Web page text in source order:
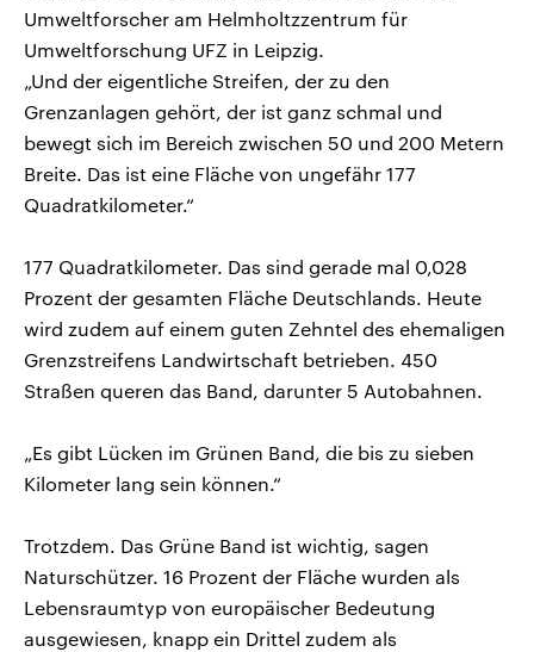
Umweltforscher am Helmholtzzentrum für
Umweltforschung UFZ in Leipzig.
„Und der eigentliche Streifen, der zu den
Grenzanlagen gehört, der ist ganz schmal und
bewegt sich im Bereich zwischen 50 und 200 Metern
Breite. Das ist eine Fläche von ungefähr 177
Quadratkilometer.“
177 Quadratkilometer. Das sind gerade mal 0,028
Prozent der gesamten Fläche Deutschlands. Heute
wird zudem auf einem guten Zehntel des ehemaligen
Grenzstreifens Landwirtschaft betrieben. 450
Straßen queren das Band, darunter 5 Autobahnen.
„Es gibt Lücken im Grünen Band, die bis zu sieben
Kilometer lang sein können.“
Trotzdem. Das Grüne Band ist wichtig, sagen
Naturschützer. 16 Prozent der Fläche wurden als
Lebensraumtyp von europäischer Bedeutung
ausgewiesen, knapp ein Drittel zudem als